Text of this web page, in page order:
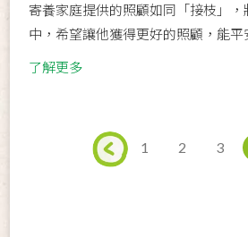
寄養家庭提供的照顧如同「接枝」
中，希望讓他獲得更好的照顧，能平
了解更多
1 2 3